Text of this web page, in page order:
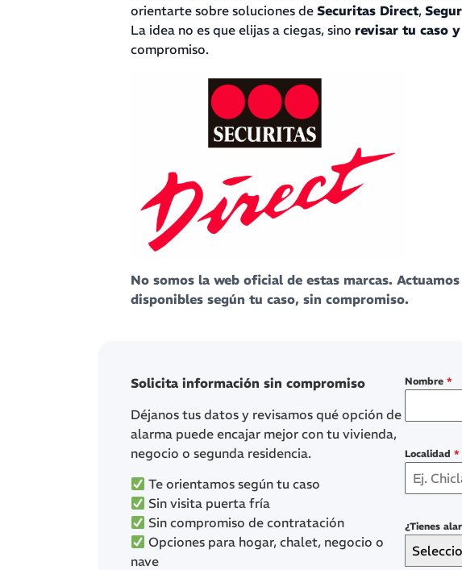
orientarte sobre soluciones de Securitas Direct,
La idea no es que elijas a ciegas, sino revisar tu caso
compromiso.
No somos la web oficial de estas marcas.
disponibles según tu caso, sin compromiso.
Solicita información sin compromiso
Déjanos tus datos y revisamos qué opción de
alarma puede encajar mejor con tu vivienda,
negocio o segunda residencia.
Te orientamos según tu caso
Sin visita puerta fría
Sin compromiso de contratación
Opciones para hogar, chalet, negocio o
nave
Nombre *
Localidad *
¿Tienes